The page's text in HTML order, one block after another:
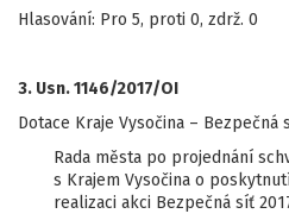
Hlasování: Pro 5, proti 0, zdrž. 0
3. Usn. 1146/2017/OI
Dotace Kraje Vysočina – Bezpečná
Rada města po projednání
s Krajem Vysočina o
realizaci akci Bezpečná síť